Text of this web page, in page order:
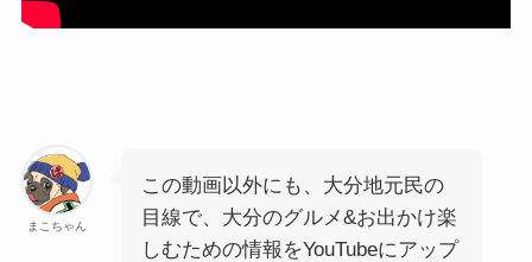
まこちゃん
この動画以外にも、大分地元民の
目線で、大分のグルメ&お出かけ楽
しむための情報をYouTubeにアップ